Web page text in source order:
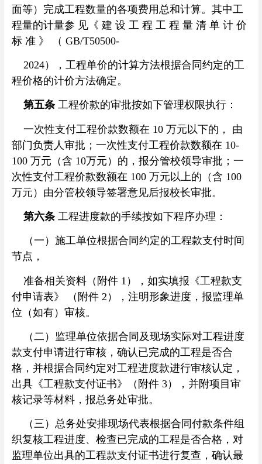
面等）完成工程数量的各项费用总和计算。其中工
程量的计量参 见《 建 设 工 程 工 程 量 清 单 计 价
标 准 》 （ GB/T50500-
2024），工程单价的计算方法根据合同约定的工
程价格的计价方法确定。
第五条 工程价款的审批按如下管理权限执行：
一次性支付工程价款数额在 10 万元以下的， 由
部门负责人审批；一次性支付工程价款数额在 10-
100 万元（含 10万元）的，报分管校领导审批；一
次性支付工程价款数额在 100 万元以上的（含 100
万元）由分管校领导签署意见后报校长审批。
第六条 工程进度款的手续按如下程序办理：
（一）施工单位根据合同约定的工程款支付时间
节点，
准备相关资料（附件 1），如实填报《工程款支
付申请表》 （附件 2），注明形象进度，报监理单
位（如有）审核。
（二）监理单位依据合同及现场实际对工程进度
款支付申请进行审核，确认已完成的工程是否合
格，并根据合同约定对工程进度款进行审核认定，
出具《工程款支付证书》（附件 3），并附项目审
核记录等材料，报总务处审批。
（三）总务处安排现场代表根据合同付款条件组
织复核工程进度、检查已完成的工程是否合格，对
监理单位出具的工程款支付证书进行复查，确认最